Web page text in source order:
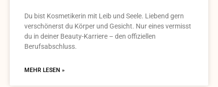
Du bist Kosmetikerin mit Leib und Seele. Liebend gern
verschönerst du Körper und Gesicht. Nur eines vermisst
du in deiner Beauty-Karriere – den offiziellen
Berufsabschluss.
MEHR LESEN »